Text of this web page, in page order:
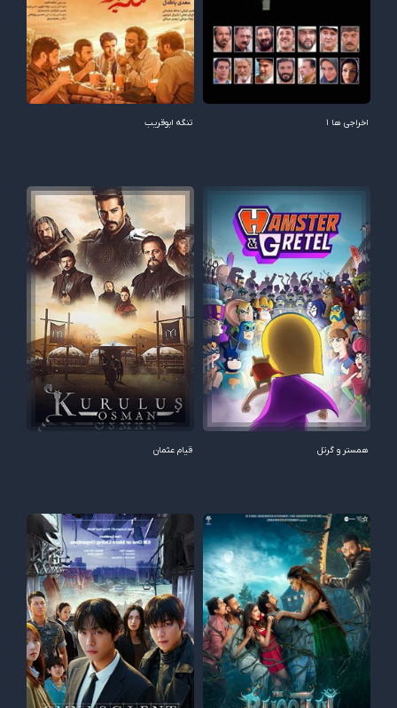
اخراجی ها 1 تنگه ابوقریب
همستر و گرتل قیام عثمان